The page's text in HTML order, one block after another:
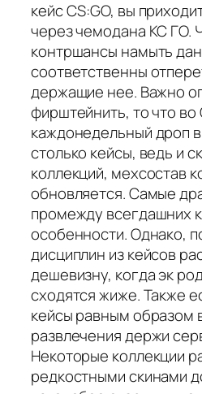
кейс CS:GO, вы
через чемодана КС ГО.
контршансы намыть
соответственны
держащие нее. Важно
фирштейнить, то что
каждонедельный дроп
столько кейсы, ведь и
коллекций, мехсостав
обновляется. Самые
промежду всегдашних
особенности. Однако,
дисциплин из кейсов
дешевизну, когда эк
сходятся жиже. Также
кейсы равным образом
развлечения держи
Некоторые коллекции
редкостными скинами